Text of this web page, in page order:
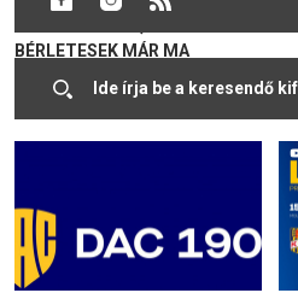
BÉRLETESEK MÁR MA
MEGVEHETIK A JEGYEIKET
2021.07.24